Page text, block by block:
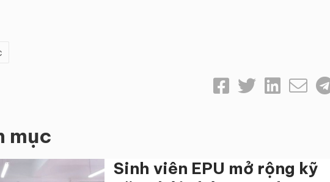
mục
Sinh viên EPU mở rộng kỹ